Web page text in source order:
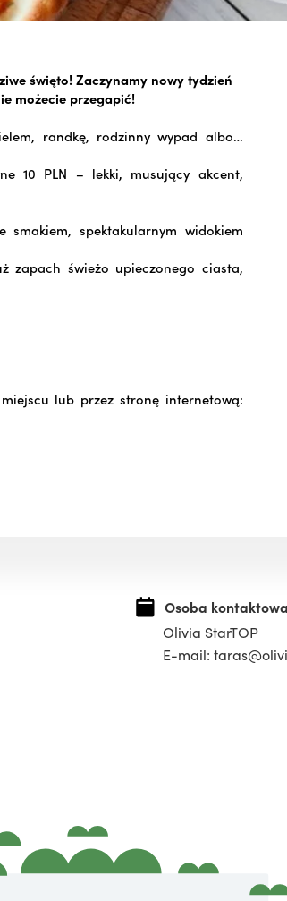
święto! Zaczynamy nowy tydzień
możecie przegapić!
randkę, rodzinny wypad albo…
10 PLN – lekki, musujący akcent,
spektakularnym widokiem
zapach świeżo upieczonego ciasta,
lub przez stronę internetową:
Osoba kontaktowa
Olivia StarTOP
E-mail: